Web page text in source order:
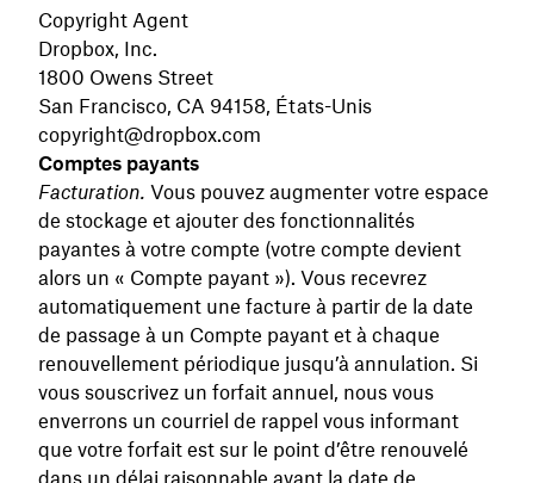
Copyright Agent
Dropbox, Inc.
1800 Owens Street
San Francisco, CA 94158, États-Unis
copyright@dropbox.com
Comptes payants
Facturation. Vous pouvez augmenter votre espace
de stockage et ajouter des fonctionnalités
payantes à votre compte (votre compte devient
alors un « Compte payant »). Vous recevrez
automatiquement une facture à partir de la date
de passage à un Compte payant et à chaque
renouvellement périodique jusqu’à annulation. Si
vous souscrivez un forfait annuel, nous vous
enverrons un courriel de rappel vous informant
que votre forfait est sur le point d’être renouvelé
dans un délai raisonnable avant la date de